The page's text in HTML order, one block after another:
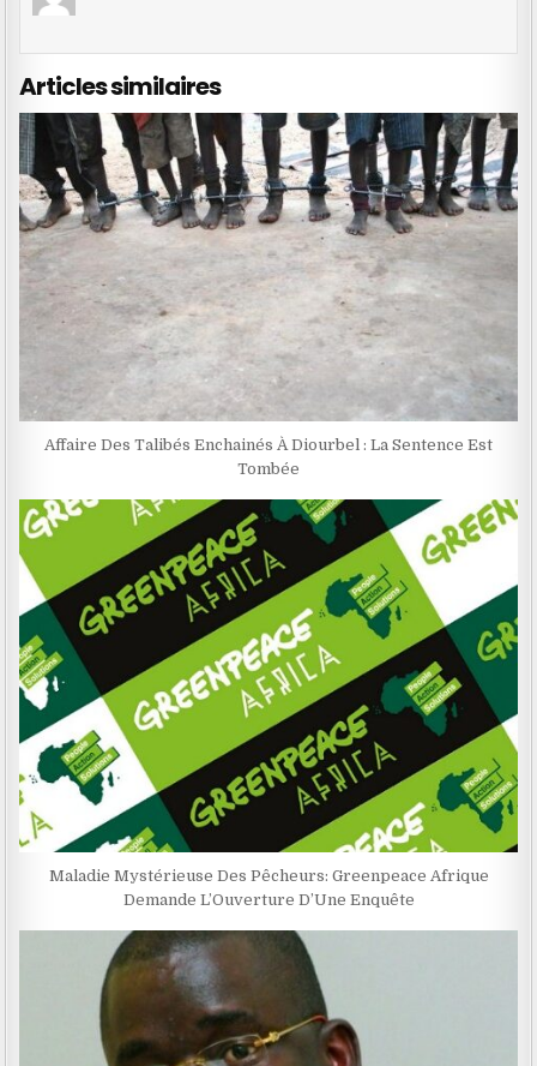
Articles similaires
Affaire Des Talibés Enchainés À Diourbel : La Sentence Est
Tombée
Maladie Mystérieuse Des Pêcheurs: Greenpeace Afrique
Demande L’Ouverture D’Une Enquête